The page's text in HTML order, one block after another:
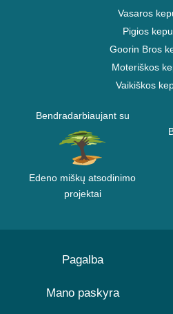
Vasaros
Pigios
Goorin Bros
Moteriškos
Vaikiškos
Bendradarbiaujant su
Edeno miškų atsodinimo
projektai
Pagalba
Mano paskyra